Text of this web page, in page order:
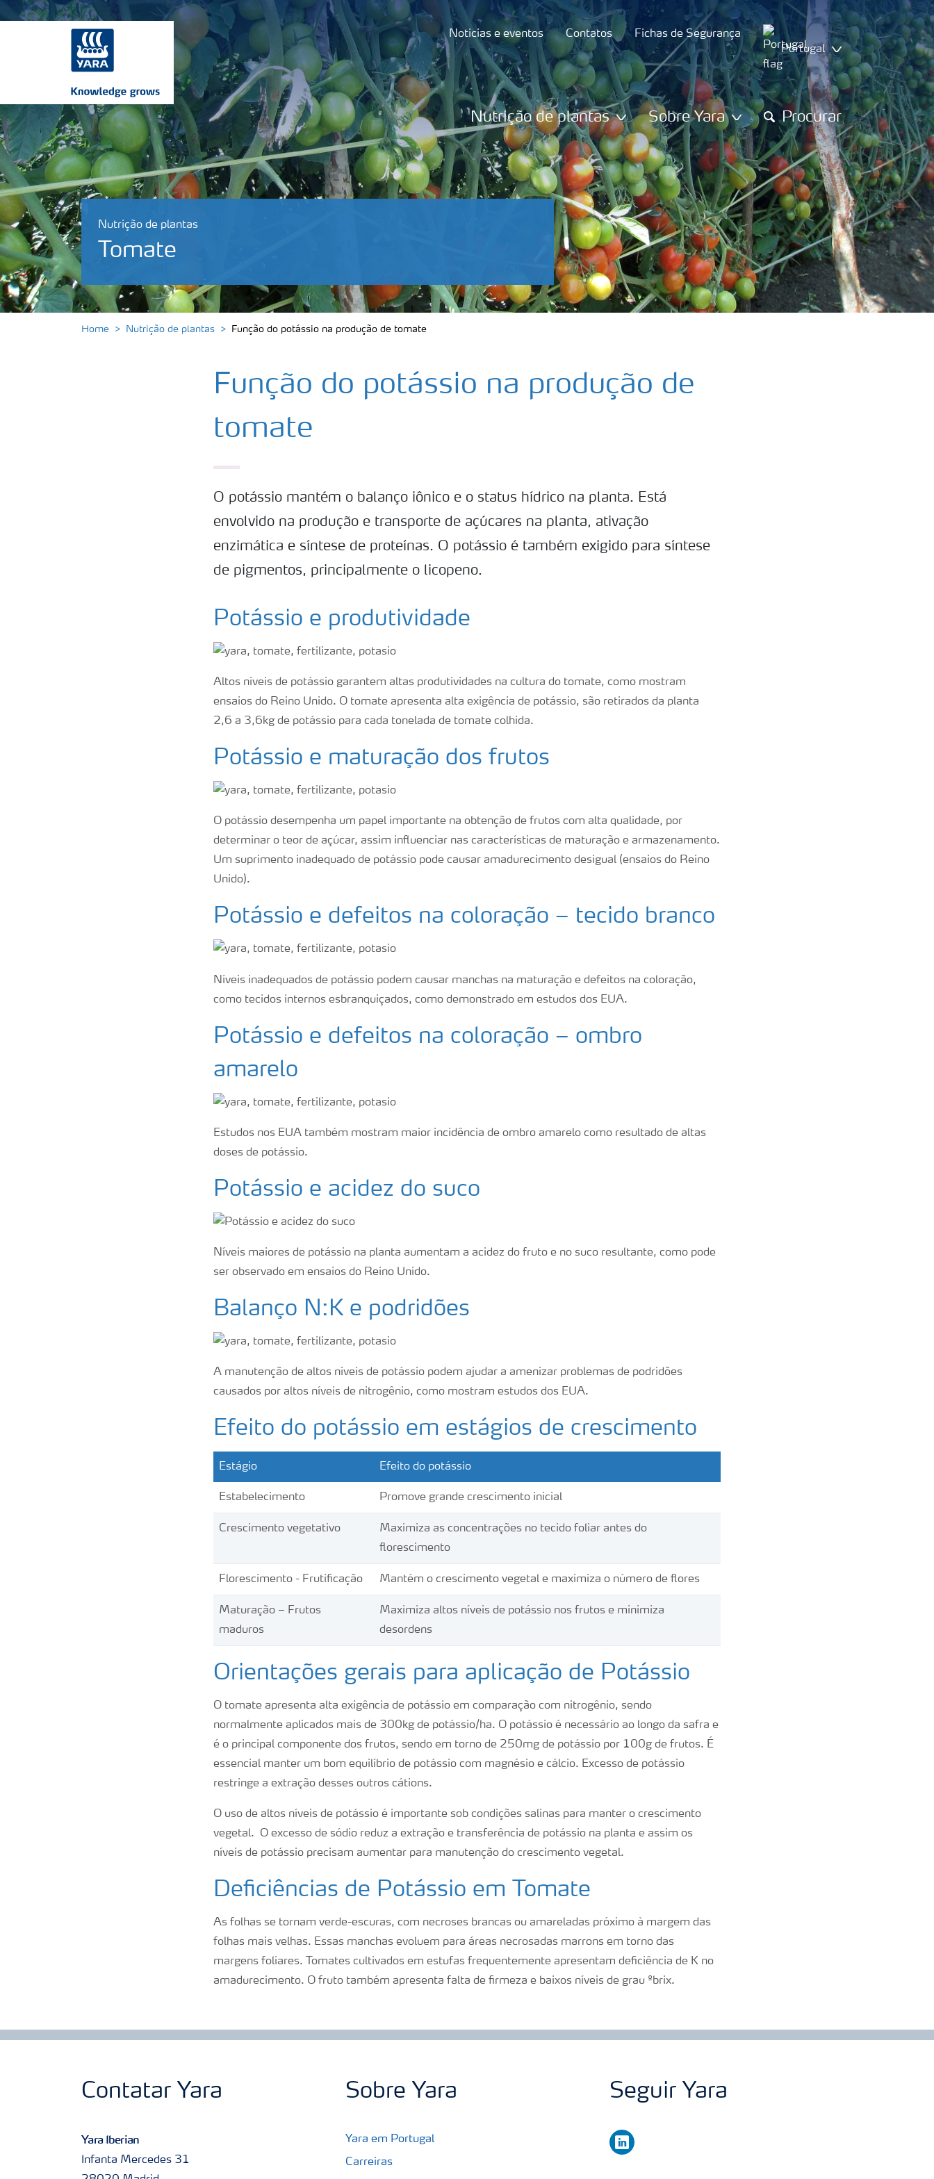
Noticias e eventos Contatos
Fichas de Segurança
Portugal
Nutrição de plantas Sobre Yara Procurar
Nutrição de plantas
Tomate
Home Nutrição de plantas Função do potássio na produção de tomate
Função do potássio na produção de
tomate
O potássio mantém o balanço iônico e o status hídrico na planta. Está
envolvido na produção e transporte de açúcares na planta, ativação
enzimática e síntese de proteínas. O potássio é também exigido para síntese
de pigmentos, principalmente o licopeno.
Potássio e produtividade
Altos níveis de potássio garantem altas produtividades na cultura do tomate, como mostram
ensaios do Reino Unido. O tomate apresenta alta exigência de potássio, são retirados da planta
2,6 a 3,6kg de potássio para cada tonelada de tomate colhida.
Potássio e maturação dos frutos
O potássio desempenha um papel importante na obtenção de frutos com alta qualidade, por
determinar o teor de açúcar, assim influenciar nas características de maturação e armazenamento.
Um suprimento inadequado de potássio pode causar amadurecimento desigual (ensaios do Reino
Unido).
Potássio e defeitos na coloração – tecido branco
Níveis inadequados de potássio podem causar manchas na maturação e defeitos na coloração,
como tecidos internos esbranquiçados, como demonstrado em estudos dos EUA.
Potássio e defeitos na coloração – ombro
amarelo
Estudos nos EUA também mostram maior incidência de ombro amarelo como resultado de altas
doses de potássio.
Potássio e acidez do suco
Níveis maiores de potássio na planta aumentam a acidez do fruto e no suco resultante, como pode
ser observado em ensaios do Reino Unido.
Balanço N:K e podridões
A manutenção de altos níveis de potássio podem ajudar a amenizar problemas de podridões
causados por altos níveis de nitrogênio, como mostram estudos dos EUA.
Efeito do potássio em estágios de crescimento
Estágio Efeito do potássio
Estabelecimento Promove grande crescimento inicial
Crescimento vegetativo
Maximiza as concentrações no tecido foliar antes do
florescimento
Florescimento - Frutificação Mantém o crescimento vegetal e maximiza o número de flores
Maturação – Frutos
maduros
Maximiza altos níveis de potássio nos frutos e minimiza
desordens
Orientações gerais para aplicação de Potássio
O tomate apresenta alta exigência de potássio em comparação com nitrogênio, sendo
normalmente aplicados mais de 300kg de potássio/ha. O potássio é necessário ao longo da safra e
é o principal componente dos frutos, sendo em torno de 250mg de potássio por 100g de frutos. É
essencial manter um bom equilíbrio de potássio com magnésio e cálcio. Excesso de potássio
restringe a extração desses outros cátions.
O uso de altos níveis de potássio é importante sob condições salinas para manter o crescimento
vegetal. O excesso de sódio reduz a extração e transferência de potássio na planta e assim os
níveis de potássio precisam aumentar para manutenção do crescimento vegetal.
Deficiências de Potássio em Tomate
As folhas se tornam verde-escuras, com necroses brancas ou amareladas próximo à margem das
folhas mais velhas. Essas manchas evoluem para áreas necrosadas marrons em torno das
margens foliares. Tomates cultivados em estufas frequentemente apresentam deficiência de K no
amadurecimento. O fruto também apresenta falta de firmeza e baixos níveis de grau ºbrix.
Contatar Yara
Yara Iberian
Infanta Mercedes 31
Sobre Yara
Yara em Portugal
Carreiras
Seguir Yara
linkedin